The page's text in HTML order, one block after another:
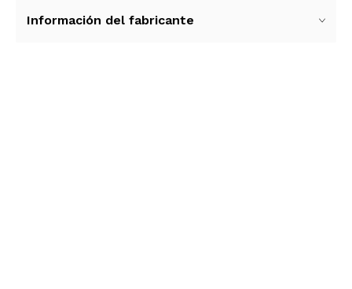
previene el desgaste prematuro de la carcasa y
Información del fabricante